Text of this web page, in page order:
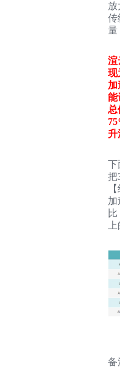
放
传
量
渲
现
加
能
总
升
下
把
加
备